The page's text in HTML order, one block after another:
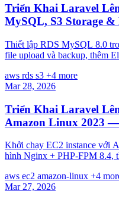
Triển Khai Laravel
MySQL, S3 Storage &
Thiết lập RDS MySQL 8.0
file upload và backup, thêm
aws rds s3 +4 more
Mar 28, 2026
Triển Khai Laravel
Amazon Linux 2023
Khởi chạy EC2 instance với
hình Nginx + PHP-FPM 8.4,
aws ec2 amazon-linux +4
Mar 27, 2026